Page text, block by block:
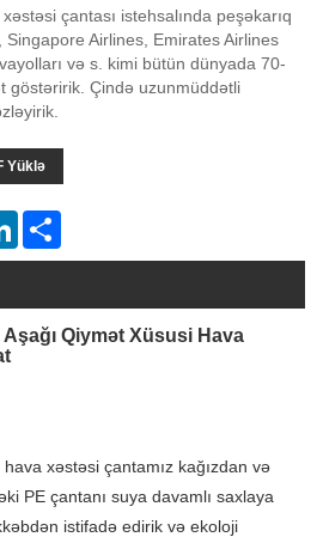
çantası istehsalında peşəkarıq
Airlines, Emirates Airlines
və s. kimi bütün dünyada 70-
göstəririk. Çində uzunmüddətli
Yüklə
LinkedIn
Qiymət Xüsusi Hava
xəstəsi çantamız kağızdan və
PE çantanı suya davamlı saxlaya
istifadə edirik və ekoloji